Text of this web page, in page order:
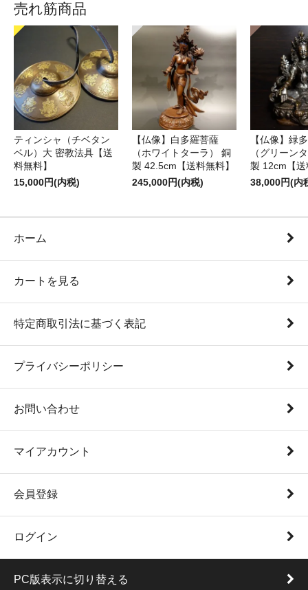
売れ筋商品
ティンシャ（チベタン
ベル）大 密教法具【送
料無料】
15,000円(内税)
【仏像】白多羅菩薩
（ホワイトターラ） 銅
製 42.5cm【送料無料】
245,000円(内税)
【仏像】緑
（グリーン
製 12cm【
38,000円(内
ホーム
カートを見る
特定商取引法に基づく表記
プライバシーポリシー
お問い合わせ
マイアカウント
会員登録
ログイン
PC版表示に切り替える